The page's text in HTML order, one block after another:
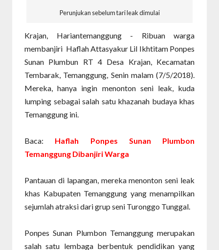
Perunjukan sebelum tari leak dimulai
Krajan, Hariantemanggung - Ribuan warga
membanjiri Haflah Attasyakur Lil Ikhtitam Ponpes
Sunan Plumbun RT 4 Desa Krajan, Kecamatan
Tembarak, Temanggung, Senin malam (7/5/2018).
Mereka, hanya ingin menonton seni leak, kuda
lumping sebagai salah satu khazanah budaya khas
Temanggung ini.
Baca: Haflah Ponpes Sunan Plumbon
Temanggung Dibanjiri Warga
Pantauan di lapangan, mereka menonton seni leak
khas Kabupaten Temanggung yang menampilkan
sejumlah atraksi dari grup seni Turonggo Tunggal.
Ponpes Sunan Plumbon Temanggung merupakan
salah satu lembaga berbentuk pendidikan yang